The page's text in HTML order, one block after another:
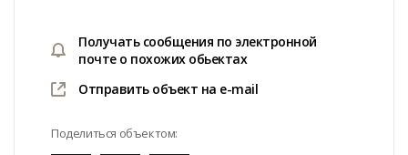
Получать сообщения по электронной
почте о похожих обьектах
Отправить объект на e-mail
Поделиться объектом: